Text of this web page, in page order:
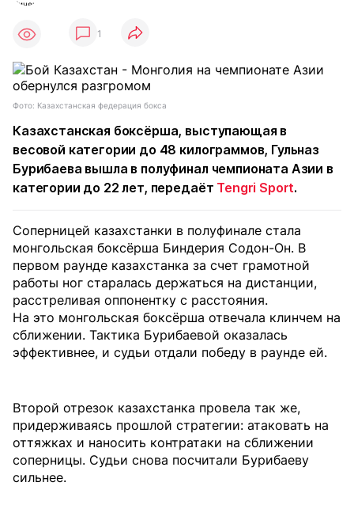
1
Фото: Казахстанская федерация бокса
Казахстанская боксёрша, выступающая в
весовой категории до 48 килограммов, Гульназ
Бурибаева вышла в полуфинал чемпионата Азии в
категории до 22 лет, передаёт Tengri Sport.
Соперницей казахстанки в полуфинале стала
монгольская боксёрша Биндерия Содон-Он. В
первом раунде казахстанка за счет грамотной
работы ног старалась держаться на дистанции,
расстреливая оппонентку с расстояния.
На это монгольская боксёрша отвечала клинчем на
сближении. Тактика Бурибаевой оказалась
эффективнее, и судьи отдали победу в раунде ей.
Второй отрезок казахстанка провела так же,
придерживаясь прошлой стратегии: атаковать на
оттяжках и наносить контратаки на сближении
соперницы. Судьи снова посчитали Бурибаеву
сильнее.